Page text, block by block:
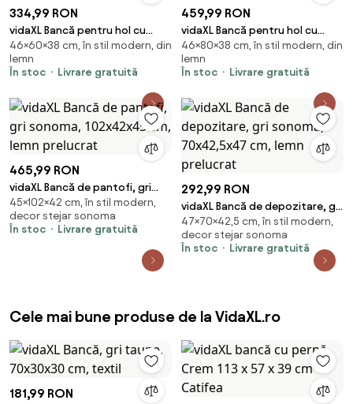
334,99 RON
vidaXL Bancă pentru hol cu
pernă cu ușă Gri Beton 60 x 38
x 46 cm
46×60×38 cm, în stil modern, din
lemn
În stoc
Livrare gratuită
459,99 RON
vidaXL Bancă pentru hol cu
pernă cu sertar cu raft Alb 80 x
38 x 46 cm
46×80×38 cm, în stil modern, din
lemn
În stoc
Livrare gratuită
465,99 RON
vidaXL Bancă de pantofi, gri
sonoma, 102x42x45 cm, lemn
prelucrat
45×102×42 cm, în stil modern,
decor stejar sonoma
În stoc
Livrare gratuită
292,99 RON
vidaXL Bancă de depozitare, gri
sonoma, 70x42,5x47 cm, lemn
prelucrat
47×70×42,5 cm, în stil modern,
decor stejar sonoma
În stoc
Livrare gratuită
Cele mai bune produse de la VidaXL.ro
181,99 RON